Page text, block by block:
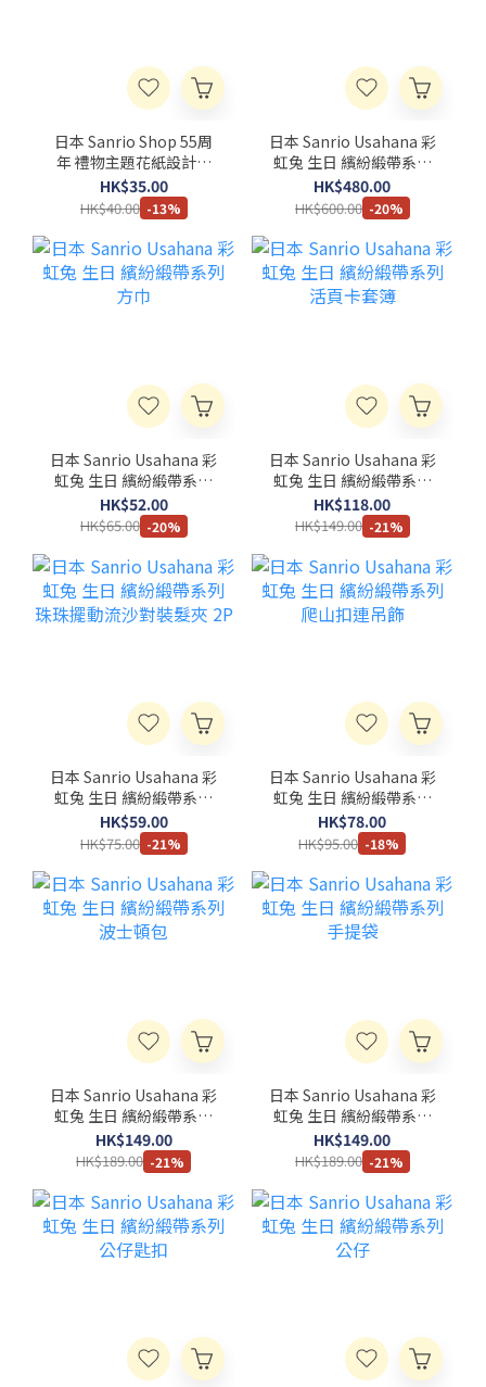
日本 Sanrio Shop 55周
年 禮物主題花紙設計系
列 燙金透明貼紙
HK$35.00
HK$40.00 -13%
日本 Sanrio Usahana 彩
虹兔 生日 繽紛緞帶系列
實用小物擺設盲盒 原盒
HK$480.00
HK$600.00 -20%
日本 Sanrio Usahana 彩
虹兔 生日 繽紛緞帶系列
方巾
HK$52.00
HK$65.00 -20%
日本 Sanrio Usahana 彩
虹兔 生日 繽紛緞帶系列
活頁卡套簿
HK$118.00
HK$149.00 -21%
日本 Sanrio Usahana 彩
虹兔 生日 繽紛緞帶系列
珠珠擺動流沙對裝髮夾
2P
HK$59.00
HK$75.00 -21%
日本 Sanrio Usahana 彩
虹兔 生日 繽紛緞帶系列
爬山扣連吊飾
HK$78.00
HK$95.00 -18%
日本 Sanrio Usahana 彩
虹兔 生日 繽紛緞帶系列
波士頓包
HK$149.00
HK$189.00 -21%
日本 Sanrio Usahana 彩
虹兔 生日 繽紛緞帶系列
手提袋
HK$149.00
HK$189.00 -21%